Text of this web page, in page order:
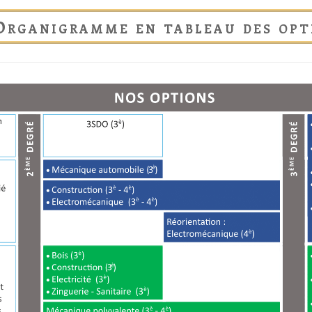
en tableau des